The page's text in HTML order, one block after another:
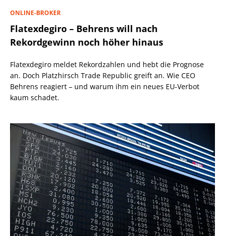
ONLINE-BROKER
Flatexdegiro – Behrens will nach
Rekordgewinn noch höher hinaus
Flatexdegiro meldet Rekordzahlen und hebt die Prognose
an. Doch Platzhirsch Trade Republic greift an. Wie CEO
Behrens reagiert – und warum ihm ein neues EU-Verbot
kaum schadet.